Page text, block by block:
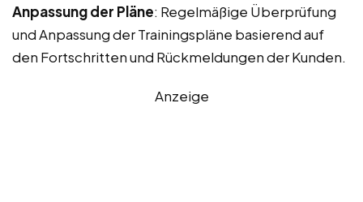
Anpassung der Pläne: Regelmäßige Überprüfung
und Anpassung der Trainingspläne basierend auf
den Fortschritten und Rückmeldungen der Kunden.
Anzeige